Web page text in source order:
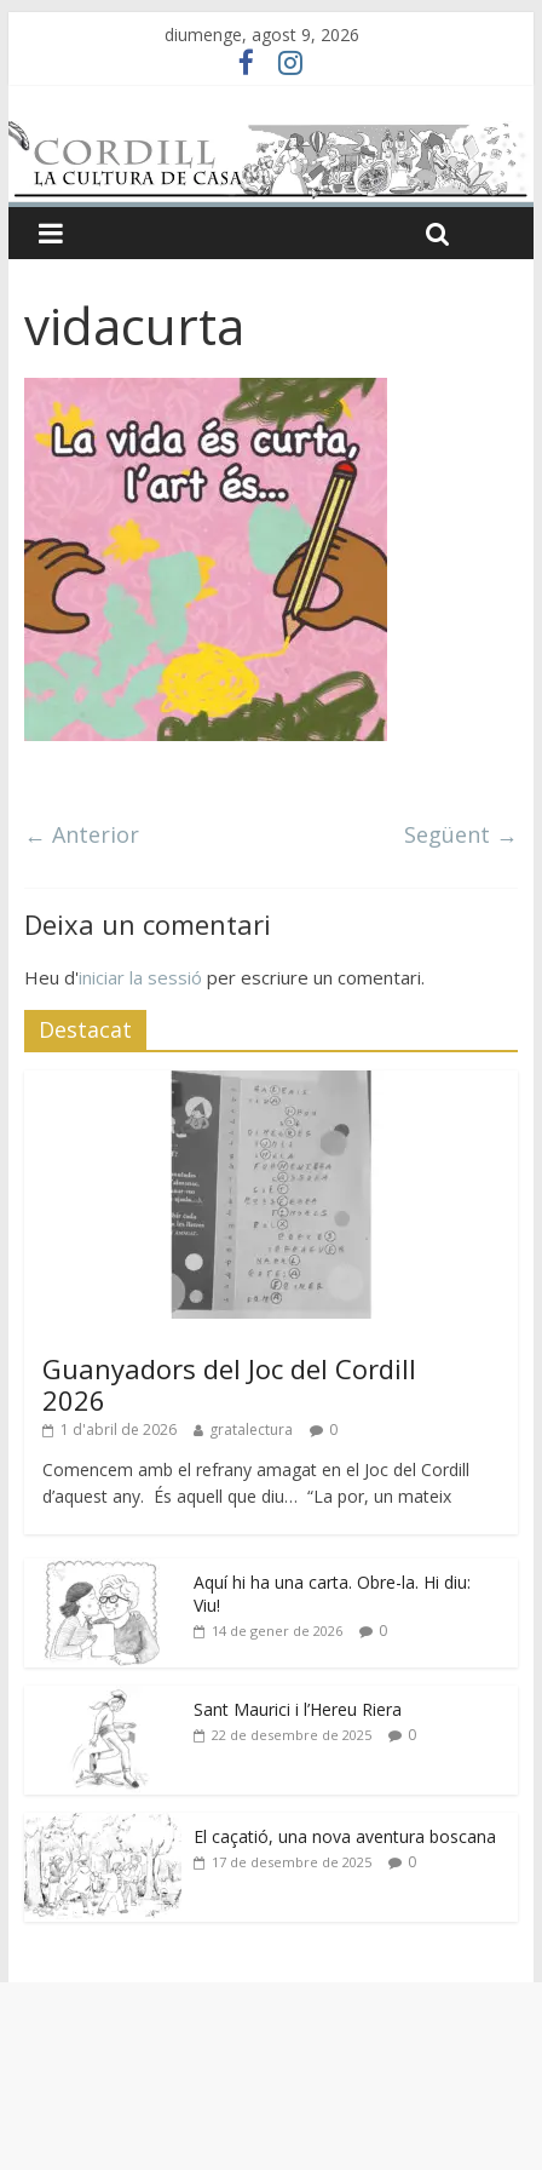
diumenge, agost 9, 2026
vidacurta
← Anterior Següent →
Deixa un comentari
Heu d'iniciar la sessió per escriure un comentari.
Destacat
Guanyadors del Joc del Cordill
2026
1 d'abril de 2026 gratalectura 0
Comencem amb el refrany amagat en el Joc del Cordill
d’aquest any. És aquell que diu… “La por, un mateix
Aquí hi ha una carta. Obre-la. Hi diu:
Viu!
14 de gener de 2026 0
Sant Maurici i l’Hereu Riera
22 de desembre de 2025 0
El caçatió, una nova aventura boscana
17 de desembre de 2025 0